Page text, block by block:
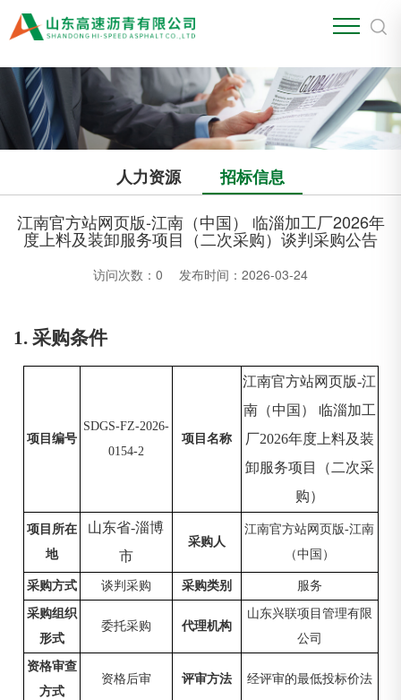
人力资源
招标信息
江南官方站网页版-江南（中国） 临淄加工厂2026年
度上料及装卸服务项目（二次采购）谈判采购公告
访问次数： 0 发布时间：2026-03-24
1. 采购条件
项目编号
SDGS-FZ-2026-
0154-2
项目名称
江南官方站网页版-江
南（中国） 临淄加工
厂2026年度上料及装
卸服务项目（二次采
购）
项目所在
地
山东省-淄博
市
采购人
江南官方站网页版-江南
（中国）
采购方式 谈判采购 采购类别 服务
采购组织
形式
委托采购 代理机构
山东兴联项目管理有限
公司
资格审查
方式
资格后审 评审方法 经评审的最低投标价法